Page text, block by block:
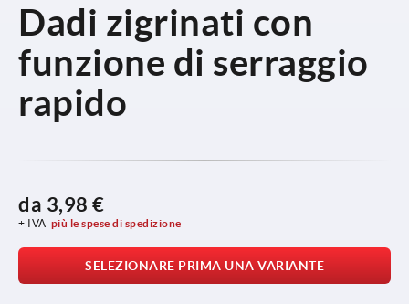
Dadi zigrinati con
funzione di serraggio
rapido
da 3,98 €
+ IVA più le spese di spedizione
SELEZIONARE PRIMA UNA VARIANTE